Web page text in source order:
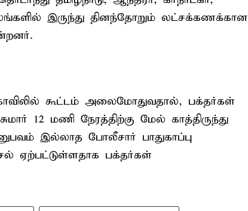
இருந்து தினந்தோறும் லட்சக்கணக்கான
கூட்டம் அலைமோதுவதால், பக்தர்கள்
12 மணி நேரத்திற்கு மேல் காத்திருந்து
இல்லாத போலீசார் பாதுகாப்பு
ஏற்பட்டுள்ளதாக பக்தர்கள்